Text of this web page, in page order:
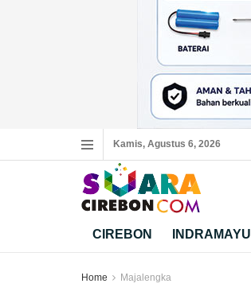
Kamis, Agustus 6, 2026
CIREBON INDRAMAYU
Home Majalengka